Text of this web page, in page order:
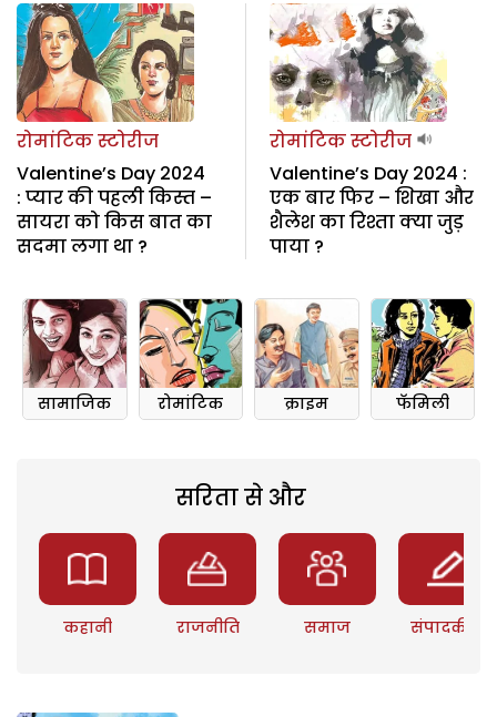
रोमांटिक स्टोरीज
Valentine’s Day 2024
: प्यार की पहली किस्त –
सायरा को किस बात का
सदमा लगा था ?
रोमांटिक स्टोरीज
Valentine’s Day 2024 :
एक बार फिर – शिखा और
शैलेश का रिश्ता क्या जुड़
पाया ?
सामाजिक रोमांटिक क्राइम फॅमिली
सरिता से और
कहानी राजनीति समाज संपादकीय